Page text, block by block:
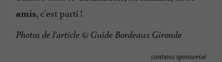
amis, c'est parti !
Photos de l'article © Guide Bordeaux Gironde
contenu sponsorisé